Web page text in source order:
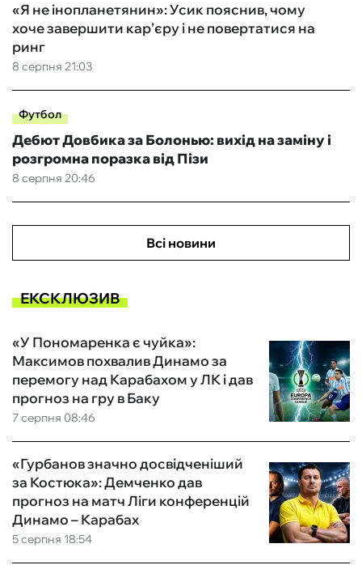
8 серпня 21:03
«Я не інопланетянин»: Усик пояснив, чому
хоче завершити кар’єру і не повертатися на
ринг
Футбол
8 серпня 20:46
Дебют Довбика за Болонью: вихід на заміну і
розгромна поразка від Пізи
Всі новини
ЕКСКЛЮЗИВ
7 серпня 08:46
«У Пономаренка є чуйка»:
Максимов похвалив Динамо за
перемогу над Карабахом у ЛК і дав
прогноз на гру в Баку
5 серпня 18:54
«Гурбанов значно досвідченіший
за Костюка»: Демченко дав
прогноз на матч Ліги конференцій
Динамо – Карабах